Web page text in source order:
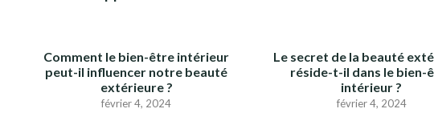
Comment le bien-être intérieur
peut-il influencer notre beauté
extérieure ?
février 4, 2024
Le secret de la beauté
réside-t-il dans le bien-
intérieur ?
février 4, 2024